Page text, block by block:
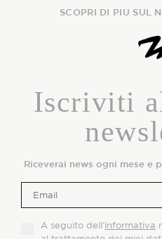
SCOPRI DI PIU SUL
Iscriviti
Riceverai news ogni mese e
A seguito dell’informativa